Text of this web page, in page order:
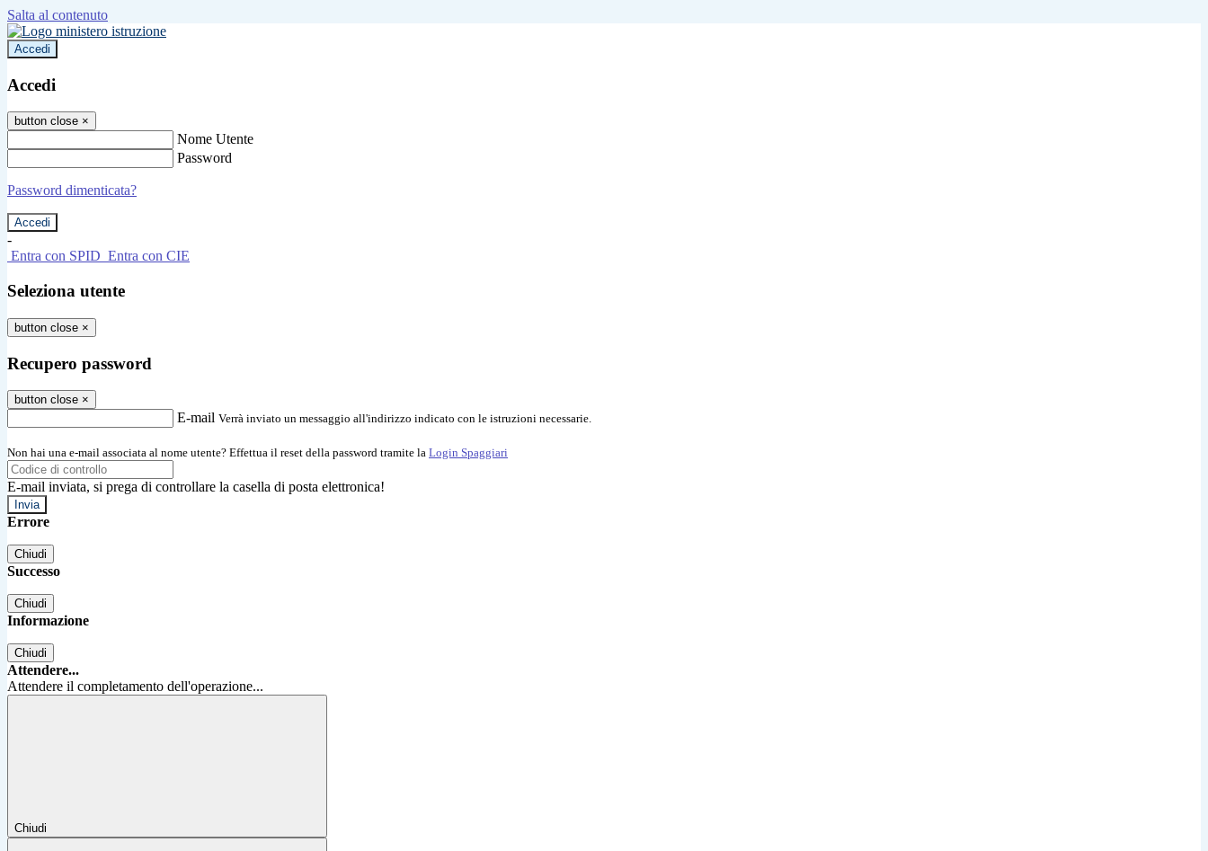
Salta al contenuto
Accedi
Accedi
button close ×
Nome Utente
Password
Password dimenticata?
-
Entra con SPID Entra con CIE
Seleziona utente
button close ×
Recupero password
button close ×
E-mail Verrà inviato un messaggio all'indirizzo indicato con le istruzioni necessarie.
Non hai una e-mail associata al nome utente? Effettua il reset della password tramite la Login Spaggiari
E-mail inviata, si prega di controllare la casella di posta elettronica!
Errore
Chiudi
Successo
Chiudi
Informazione
Chiudi
Attendere...
Attendere il completamento dell'operazione...
Chiudi